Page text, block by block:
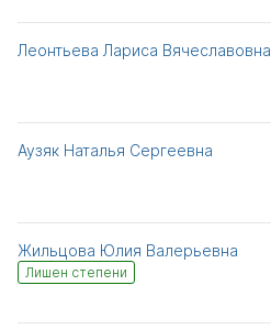
Леонтьева Лариса Вячеславовна
Аузяк Наталья Сергеевна
Жильцова Юлия Валерьевна
Лишен степени